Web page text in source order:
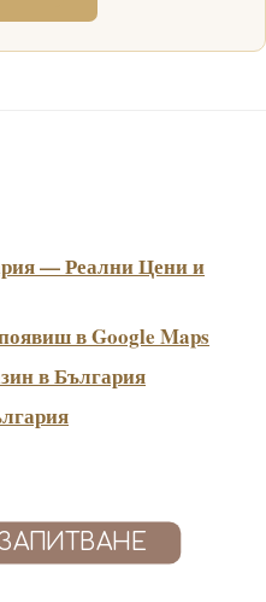
— Реални Цени и
в Google Maps
в България